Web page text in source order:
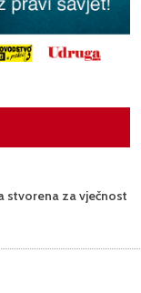
stvorena za vječnost